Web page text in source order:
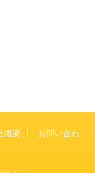
概要
お問い合わ